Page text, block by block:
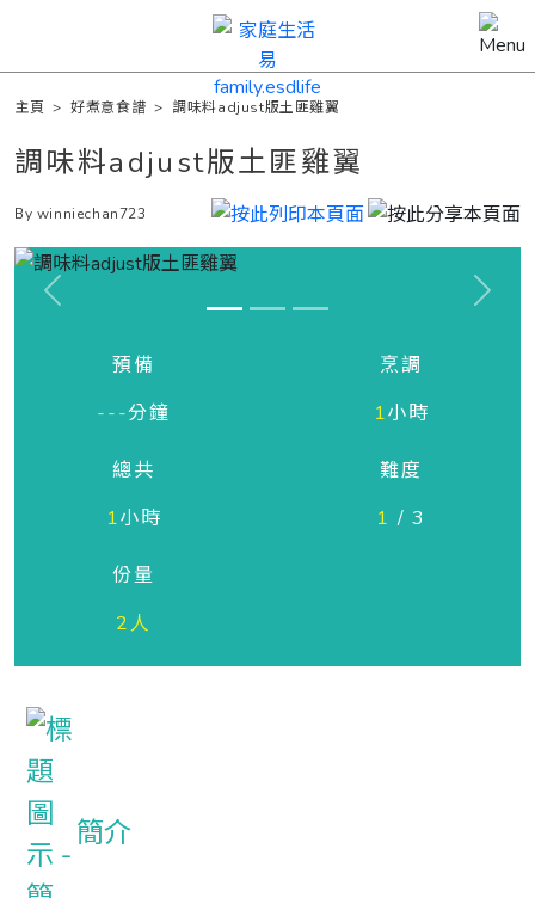
主頁 >好煮意食譜 > 調味料adjust版土匪雞翼
調味料adjust版土匪雞翼
By winniechan723
Previous Next
預備
---分鐘
烹調
1小時
總共
1小時
難度
1 / 3
份量
2人
簡介